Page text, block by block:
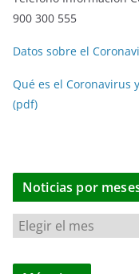
900 300 555
Datos sobre el
Qué es el Coronavirus
(pdf)
Noticias por
N
o
t